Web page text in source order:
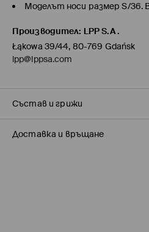
Моделът носи размер S/36.
Производител: LPP S.A.
Łąkowa 39/44, 80-769 Gdańsk
lpp@lppsa.com
Състав и грижи
Състав I:95% ПАМУК, 5% ЕЛАСТАН
Доставка и връщане